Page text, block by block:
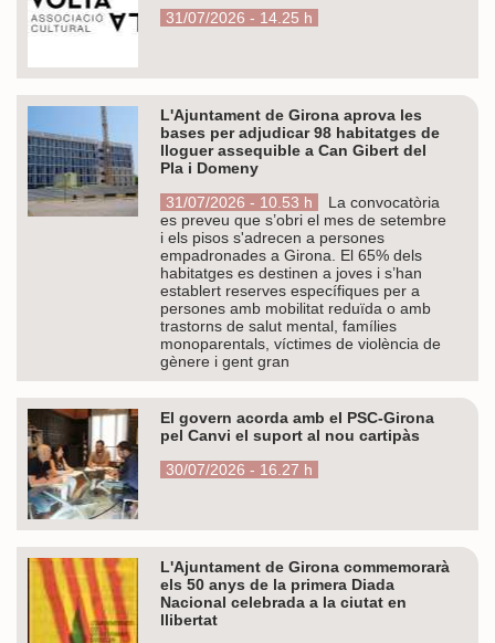
31/07/2026 - 14.25 h
L'Ajuntament de Girona aprova les
bases per adjudicar 98 habitatges de
lloguer assequible a Can Gibert del
Pla i Domeny
31/07/2026 - 10.53 h
La convocatòria
es preveu que s’obri el mes de setembre
i els pisos s'adrecen a persones
empadronades a Girona. El 65% dels
habitatges es destinen a joves i s’han
establert reserves específiques per a
persones amb mobilitat reduïda o amb
trastorns de salut mental, famílies
monoparentals, víctimes de violència de
gènere i gent gran
El govern acorda amb el PSC-Girona
pel Canvi el suport al nou cartipàs
30/07/2026 - 16.27 h
L'Ajuntament de Girona commemorarà
els 50 anys de la primera Diada
Nacional celebrada a la ciutat en
llibertat